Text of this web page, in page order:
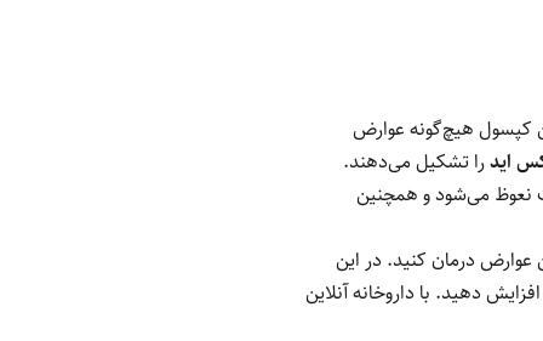
هیچ‌گونه عوارض
ایدرا تشکیل می‌دهند.
نعوظ می‌شود و همچنین
عوارض درمان کنید. در این
دهید. با داروخانه آنلاین